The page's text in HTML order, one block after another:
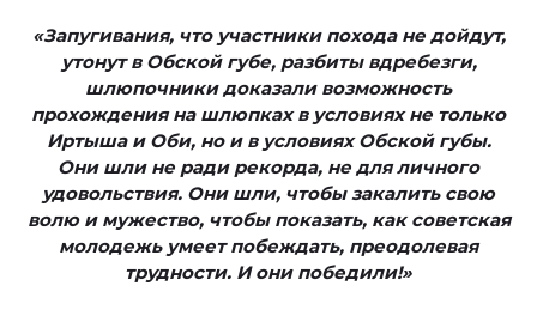
«Запугивания, что участники похода не дойдут,
утонут в Обской губе, разбиты вдребезги,
шлюпочники доказали возможность
прохождения на шлюпках в условиях не только
Иртыша и Оби, но и в условиях Обской губы.
Они шли не ради рекорда, не для личного
удовольствия. Они шли, чтобы закалить свою
волю и мужество, чтобы показать, как советская
молодежь умеет побеждать, преодолевая
трудности. И они победили!»